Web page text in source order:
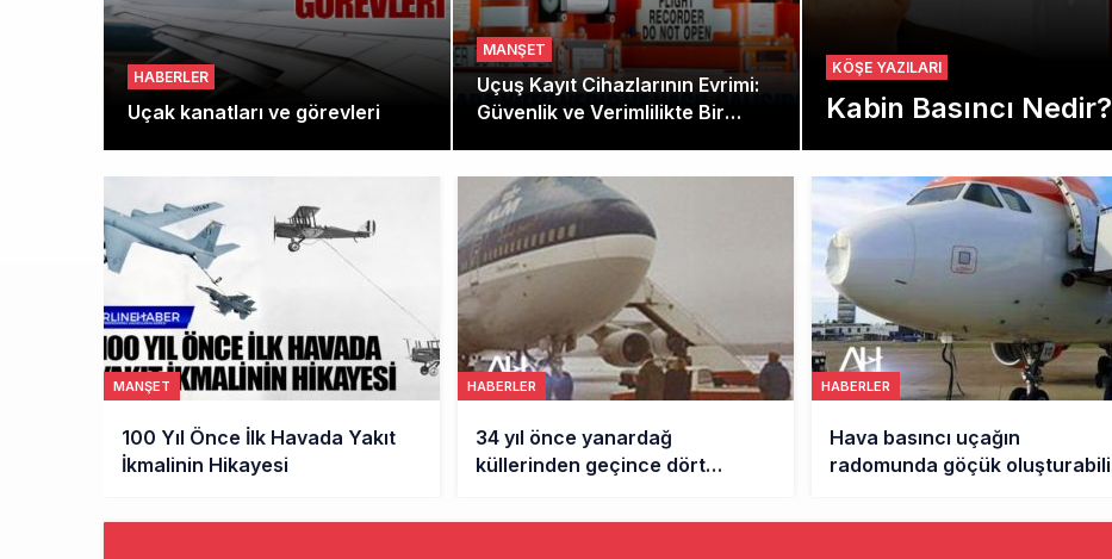
KÖŞE YAZILARI
Kabin Basıncı Nedir?
HABERLER
Uçak kanatları ve görevleri
MANŞET
Uçuş Kayıt Cihazlarının Evrimi:
Güvenlik ve Verimlilikte Bir
HABERLER
34 yıl önce yanardağ
küllerinden geçince dört
HABERLER
Hava basıncı uçağın
radomunda göçük oluşturabilir
MANŞET
Yağmur, Kar ve Dolu Uçakların
Jet Motorlarını Nasıl Etkiler?